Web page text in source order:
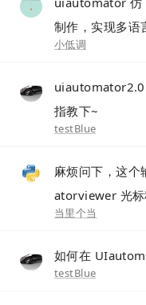
制作，实现多语
小低调
uiautomator2.0
指教下~
testBlue
麻烦问下，这
atorviewer 光
当里个当
如何在
testBlue